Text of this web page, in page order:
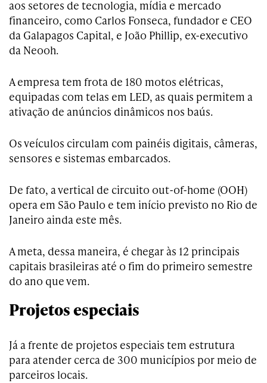
aos setores de tecnologia, mídia e mercado
financeiro, como Carlos Fonseca, fundador e CEO
da Galapagos Capital, e João Phillip, ex-executivo
da Neooh.
A empresa tem frota de 180 motos elétricas,
equipadas com telas em LED, as quais permitem a
ativação de anúncios dinâmicos nos baús.
Os veículos circulam com painéis digitais, câmeras,
sensores e sistemas embarcados.
De fato, a vertical de circuito out-of-home (OOH)
opera em São Paulo e tem início previsto no Rio de
Janeiro ainda este mês.
A meta, dessa maneira, é chegar às 12 principais
capitais brasileiras até o fim do primeiro semestre
do ano que vem.
Projetos especiais
Já a frente de projetos especiais tem estrutura
para atender cerca de 300 municípios por meio de
parceiros locais.